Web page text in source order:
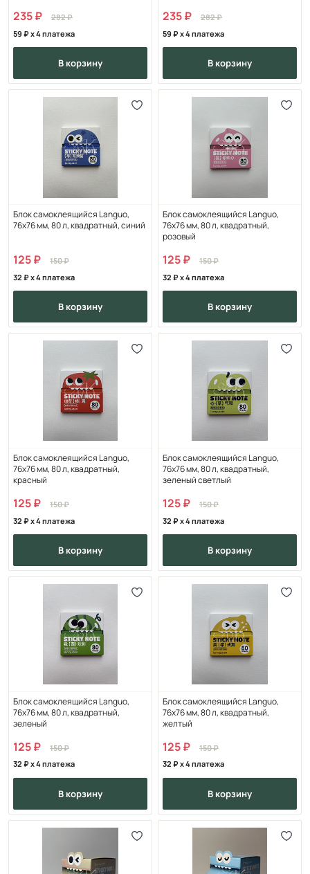
235
282
59
x 4 платежа
в корзину
235
282
59
x 4 платежа
в корзину
Блок самоклеящийся Languo,
76х76 мм, 80 л, квадратный, синий
125
150
32
x 4 платежа
в корзину
Блок самоклеящийся Languo,
76х76 мм, 80 л, квадратный,
розовый
125
150
32
x 4 платежа
в корзину
Блок самоклеящийся Languo,
76х76 мм, 80 л, квадратный,
красный
125
150
32
x 4 платежа
в корзину
Блок самоклеящийся Languo,
76х76 мм, 80 л, квадратный,
зеленый светлый
125
150
32
x 4 платежа
в корзину
Блок самоклеящийся Languo,
76х76 мм, 80 л, квадратный,
зеленый
125
150
32
x 4 платежа
в корзину
Блок самоклеящийся Languo,
76х76 мм, 80 л, квадратный,
желтый
125
150
32
x 4 платежа
в корзину